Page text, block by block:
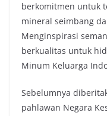
berkomitmen untuk
mineral seimbang
Menginspirasi
berkualitas untuk
Minum Keluarga
Sebelumnya
pahlawan Negara